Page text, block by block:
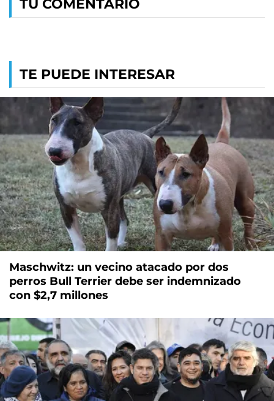
TU COMENTARIO
TE PUEDE INTERESAR
Maschwitz: un vecino atacado por dos
perros Bull Terrier debe ser indemnizado
con $2,7 millones